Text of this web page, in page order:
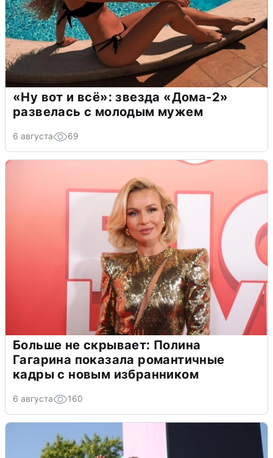
«Ну вот и всё»: звезда «Дома-2»
развелась с молодым мужем
6 августа 69
Больше не скрывает: Полина
Гагарина показала романтичные
кадры с новым избранником
6 августа 160